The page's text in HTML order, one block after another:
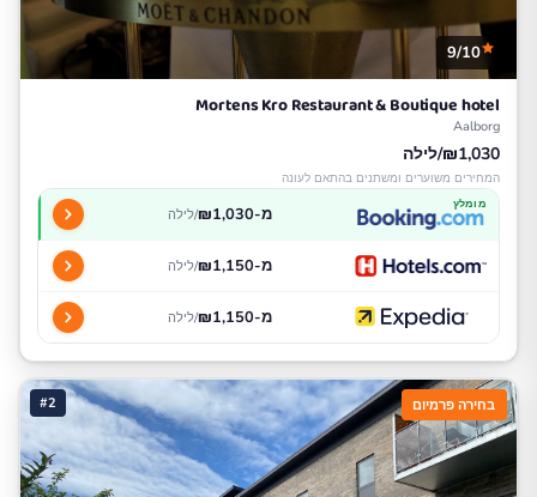
9/10
Mortens Kro Restaurant & Boutique hotel
Aalborg
₪1,030/לילה
המחירים משוערים ומשתנים בהתאם לעונה
מומלץ מ-₪1,030 /לילה
מ-₪1,150 /לילה
מ-₪1,150 /לילה
#2 בחירה פרמיום